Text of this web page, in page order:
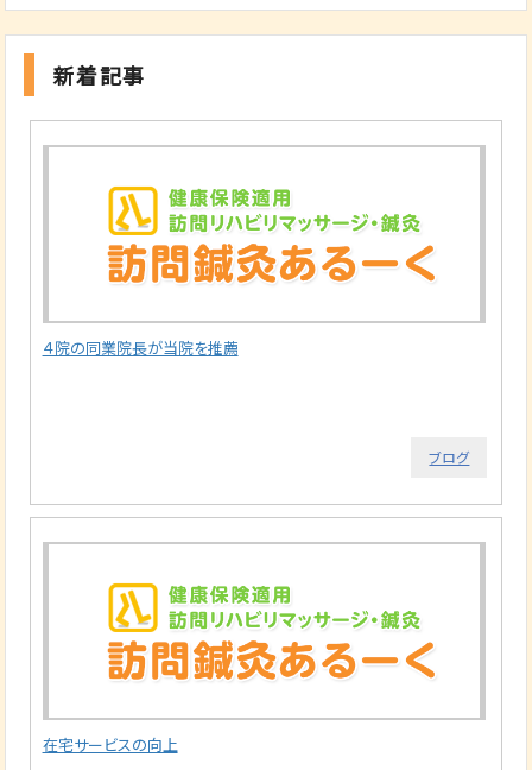
新着記事
４院の同業院長が当院を推薦
ブログ
在宅サービスの向上